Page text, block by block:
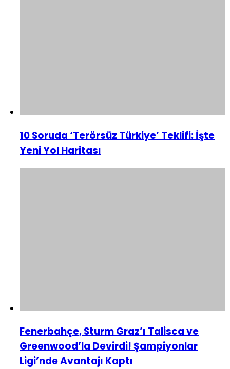
10 Soruda ‘Terörsüz Türkiye’ Teklifi: İşte
Yeni Yol Haritası
Fenerbahçe, Sturm Graz’ı Talisca ve
Greenwood’la Devirdi! Şampiyonlar
Ligi’nde Avantajı Kaptı